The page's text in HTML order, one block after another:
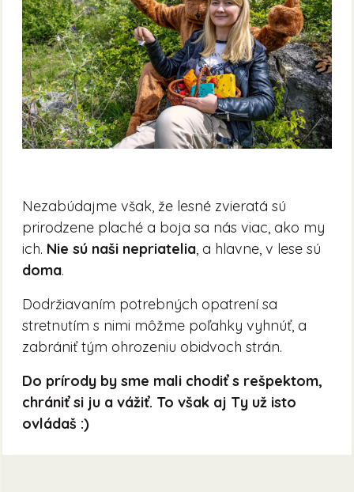
Nezabúdajme však, že lesné zvieratá sú
prirodzene plaché a boja sa nás viac, ako my
ich. Nie sú naši nepriatelia, a hlavne, v lese sú
doma.
Dodržiavaním potrebných opatrení sa
stretnutím s nimi môžme poľahky vyhnúť, a
zabrániť tým ohrozeniu obidvoch strán.
Do prírody by sme mali chodiť s rešpektom,
chrániť si ju a vážiť. To však aj Ty už isto
ovládaš :)